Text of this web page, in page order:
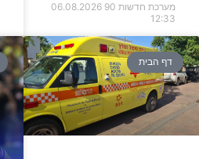
מערכת חדשות 90
06.08.2026
12:33
דף הבית